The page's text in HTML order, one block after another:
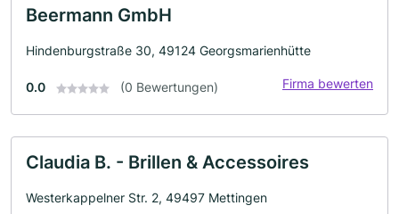
Beermann GmbH
Hindenburgstraße 30, 49124 Georgsmarienhütte
0.0 (0 Bewertungen) Firma bewerten
Claudia B. - Brillen & Accessoires
Westerkappelner Str. 2, 49497 Mettingen